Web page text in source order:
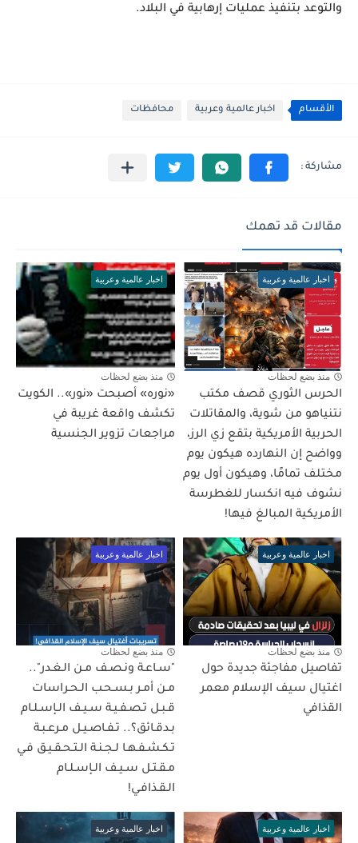
والتوعد بتنفيذ عمليات إرهابية في البلاد.
الأقسام اخبار عالمية وعربية محافظات
مقالات قد تهمك
اخبار عالمية وعربية
منذ بضع لحظات
الحرس الثوري قصف مكتب
نتنياهو من شوية، والمقاتلات
الحربية الأمريكية بتقع زي الرز،
وواضح إن النهارده هيكون يوم
مختلف تمامًا، وهيكون أول يوم
نشوف فيه انكسار للغطرسة
الأمريكية المبالغ فيها!
اخبار عالمية وعربية
منذ بضع لحظات
«نوره» أصبحت «نور».. الكويت
تكشف واقعة غريبة في
مراجعات تزوير الجنسية
اخبار عالمية وعربية
منذ بضع لحظات
تفاصيل مفاجئة جديدة حول
اغتيال سيف الإسلام معمر
القذافي
اخبار عالمية وعربية
منذ بضع لحظات
"سـاعـة ونـصـف مـن الـغـدر"..
مـن أمـر بـسـحـب الـحـراسات
قـبـل تـصـفـيـة سـيـف الـإسـلـام
بـدقـائق؟.. تـفـاصـيـل مـرعـبـة
تـكـشـفـهـا لـجـنـة الـتـحـقـيـق فـي
مـقـتـل سـيـف الـإسـلـام
الـقـذافـي!
اخبار عالمية وعربية اخبار عالمية وعربية